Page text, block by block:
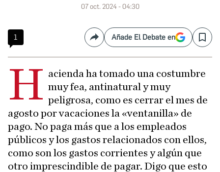
07 oct. 2024 - 04:30
1 CompartirAñade El Debate en Save
H acienda ha tomado una costumbre
muy fea, antinatural y muy
peligrosa, como es cerrar el mes de
agosto por vacaciones la «ventanilla» de
pago. No paga más que a los empleados
públicos y los gastos relacionados con ellos,
como son los gastos corrientes y algún que
otro imprescindible de pagar. Digo que esto